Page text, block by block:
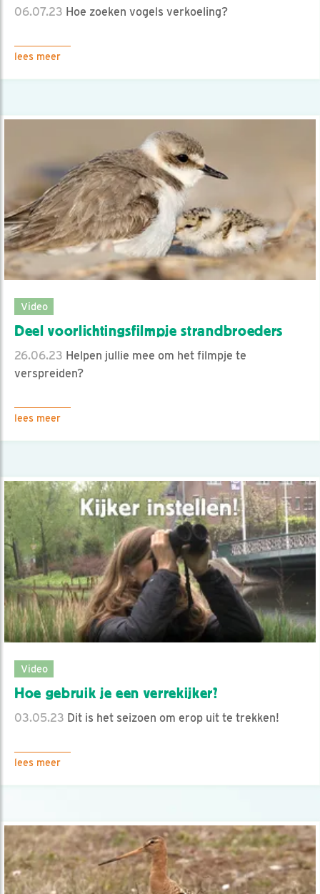
06.07.23 Hoe zoeken vogels verkoeling?
lees meer
Video
Deel voorlichtingsfilmpje strandbroeders
26.06.23 Helpen jullie mee om het filmpje te
verspreiden?
lees meer
Video
Hoe gebruik je een verrekijker?
03.05.23 Dit is het seizoen om erop uit te trekken!
lees meer